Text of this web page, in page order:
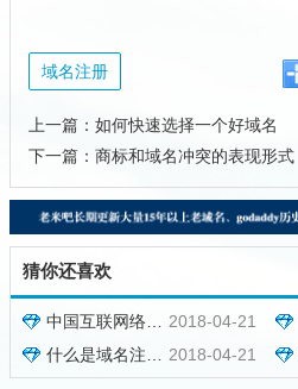
域名注册
上一篇： 如何快速选择一个好域名
下一篇： 商标和域名冲突的表现形式
猜你还喜欢
2018-04-21
中国互联网络域名注册暂行管理办法
2018-04-21
什么是域名注册的“日出期”?